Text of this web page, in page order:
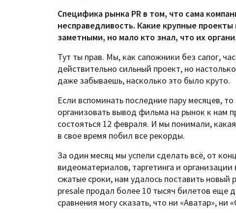
Специфика рынка PR в том, что сама
несправедливость. Какие крупные
заметными, но мало кто знал, что их
Тут ты прав. Мы, как сапожники без сапог,
действительно сильный проект, но
даже забываешь, насколько это было круто.
Если вспоминать последние пару месяцев,
организовать вывод фильма на рынок к нам
состояться 12 февраля. И мы понимали,
в свое время побил все рекорды.
За один месяц мы успели сделать всё, от
видеоматериалов, таргетинга и
сжатые сроки, нам удалось поставить
presale продал более 10 тысяч билетов
сравнения могу сказать, что ни «Аватар», ни